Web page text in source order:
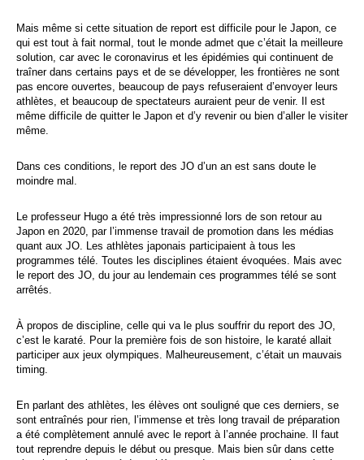
Mais même si cette situation de report est difficile pour le Japon, ce
qui est tout à fait normal, tout le monde admet que c’était la meilleure
solution, car avec le coronavirus et les épidémies qui continuent de
traîner dans certains pays et de se développer, les frontières ne sont
pas encore ouvertes, beaucoup de pays refuseraient d’envoyer leurs
athlètes, et beaucoup de spectateurs auraient peur de venir. Il est
même difficile de quitter le Japon et d’y revenir ou bien d’aller le visiter
même.
Dans ces conditions, le report des JO d’un an est sans doute le
moindre mal.
Le professeur Hugo a été très impressionné lors de son retour au
Japon en 2020, par l’immense travail de promotion dans les médias
quant aux JO. Les athlètes japonais participaient à tous les
programmes télé. Toutes les disciplines étaient évoquées. Mais avec
le report des JO, du jour au lendemain ces programmes télé se sont
arrêtés.
À propos de discipline, celle qui va le plus souffrir du report des JO,
c’est le karaté. Pour la première fois de son histoire, le karaté allait
participer aux jeux olympiques. Malheureusement, c’était un mauvais
timing.
En parlant des athlètes, les élèves ont souligné que ces derniers, se
sont entraînés pour rien, l’immense et très long travail de préparation
a été complètement annulé avec le report à l’année prochaine. Il faut
tout reprendre depuis le début ou presque. Mais bien sûr dans cette